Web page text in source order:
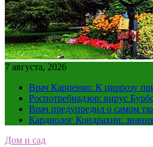
7 августа, 2026
Врач Карпенко: К циррозу
Роспотребнадзор: вирус
Врач предупредил о самом
Кардиолог Кондрахин:
Дом и сад